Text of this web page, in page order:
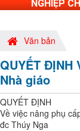
NGHIỆP
Văn bản
QUYẾT
Nhà giáo
QUYẾT ĐỊNH
Về việc nâng phụ
đc Thúy Nga